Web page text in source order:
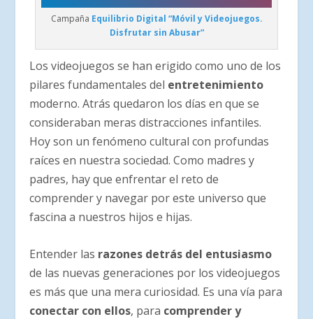
Campaña Equilibrio Digital “Móvil y Videojuegos.
Disfrutar sin Abusar”
Los videojuegos se han erigido como uno de los
pilares fundamentales del entretenimiento
moderno. Atrás quedaron los días en que se
consideraban meras distracciones infantiles.
Hoy son un fenómeno cultural con profundas
raíces en nuestra sociedad. Como madres y
padres, hay que enfrentar el reto de
comprender y navegar por este universo que
fascina a nuestros hijos e hijas.
Entender las razones detrás del entusiasmo
de las nuevas generaciones por los videojuegos
es más que una mera curiosidad. Es una vía para
conectar con ellos, para comprender y